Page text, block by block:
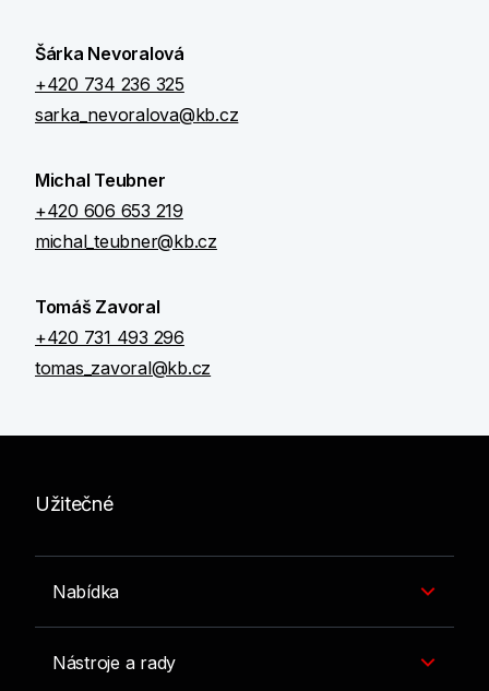
Šárka Nevoralová
+420 734 236 325
sarka_nevoralova@kb.cz
Michal Teubner
+420 606 653 219
michal_teubner@kb.cz
Tomáš Zavoral
+420 731 493 296
tomas_zavoral@kb.cz
Užitečné
Nabídka
Nástroje a rady